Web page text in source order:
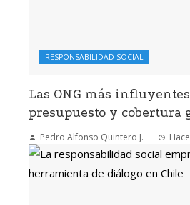
RESPONSABILIDAD SOCIAL
Las ONG más
presupuesto y cobertura
Pedro Alfonso Quintero J.